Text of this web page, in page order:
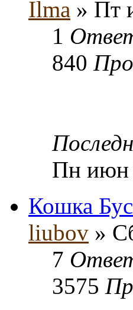
Ilma » Пт
1
840
Пн июн
Кошка
liubov »
7
3575